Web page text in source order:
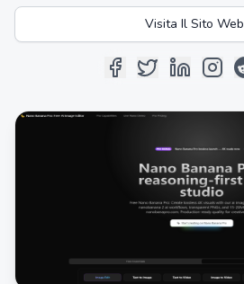
Visita Il Sito Web